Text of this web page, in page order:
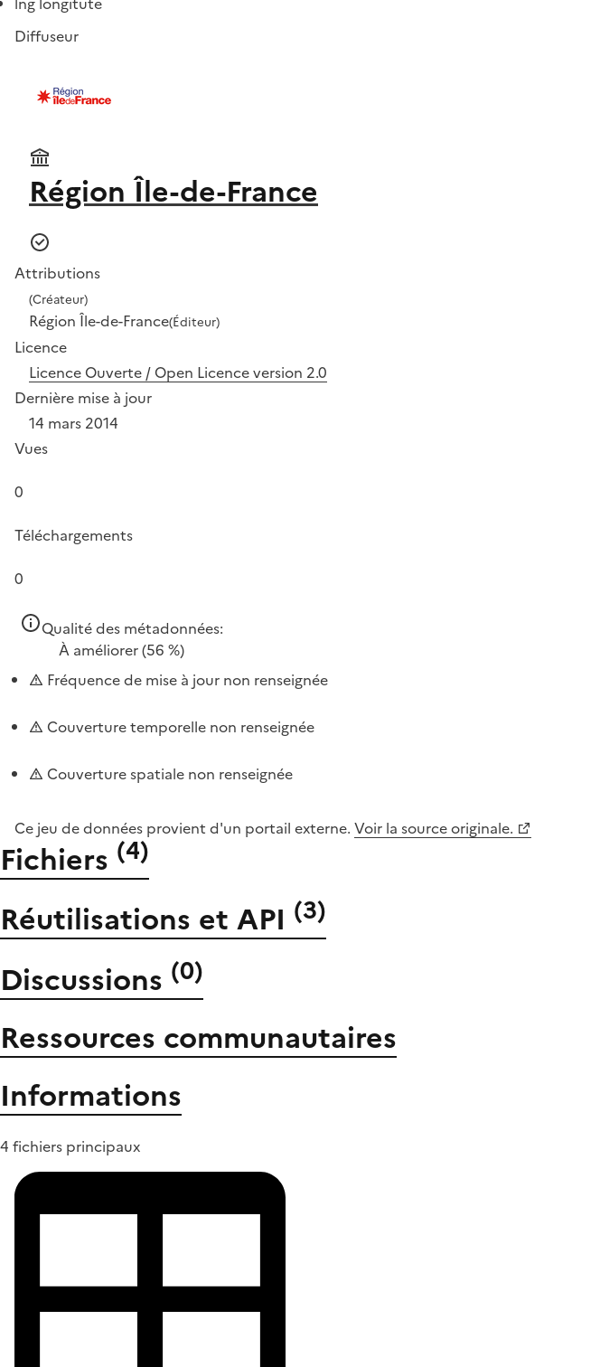
Diffuseur
Région Île-de-France
Attributions
(Créateur)
Région Île-de-France(Éditeur)
Licence
Licence Ouverte / Open Licence version 2.0
Dernière mise à jour
14 mars 2014
Vues
0
Téléchargements
0
Qualité des métadonnées:
À améliorer(56 %)
Fréquence de mise à jour non renseignée
Couverture temporelle non renseignée
Couverture spatiale non renseignée
Ce jeu de données provient d'un portail externe. Voir la source originale.
Fichiers (4)
Réutilisations et API (3)
Discussions (0)
Ressources communautaires
Informations
4 fichiers principaux